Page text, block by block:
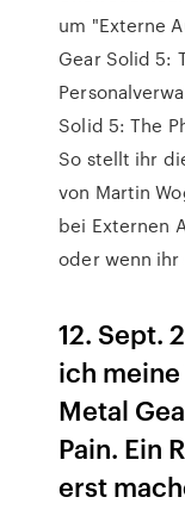
um "Externe
Gear Solid 5:
Solid 5: The
So stellt ihr
von Martin
bei Externen
oder wenn ihr
12. Sept.
ich
Metal
Pain. Ein
erst